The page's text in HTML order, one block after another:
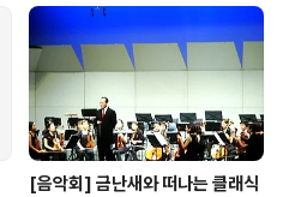
[음악회] 금난새와 떠나는 클래식